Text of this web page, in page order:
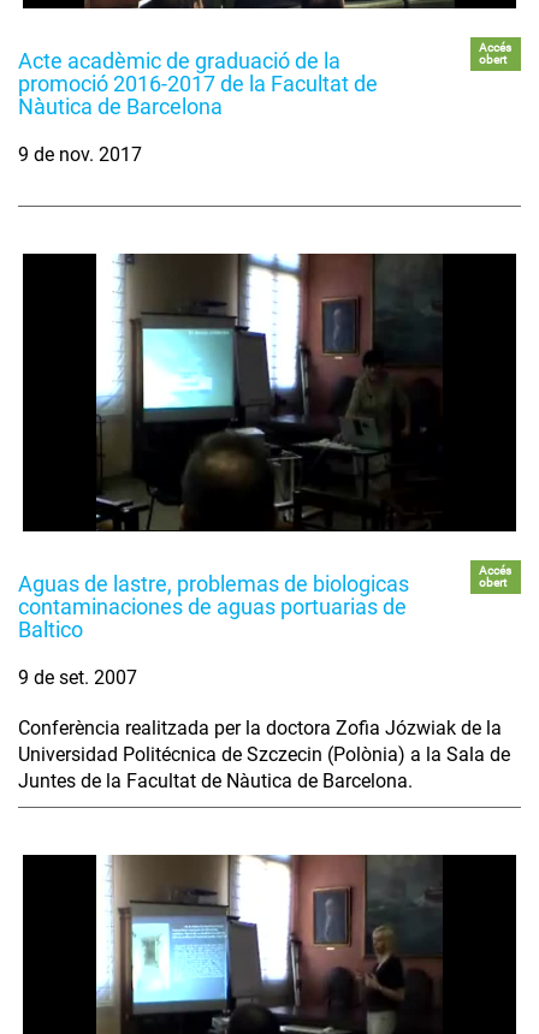
Acte acadèmic de graduació de la
promoció 2016-2017 de la Facultat de
Nàutica de Barcelona
Accés
obert
9 de nov. 2017
Aguas de lastre, problemas de biologicas
contaminaciones de aguas portuarias de
Baltico
Accés
obert
9 de set. 2007
Conferència realitzada per la doctora Zofia Józwiak de la
Universidad Politécnica de Szczecin (Polònia) a la Sala de
Juntes de la Facultat de Nàutica de Barcelona.